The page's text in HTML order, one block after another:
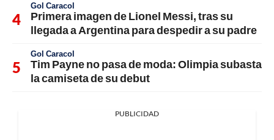
Gol Caracol
Primera imagen de Lionel Messi, tras su
llegada a Argentina para despedir a su padre
Gol Caracol
Tim Payne no pasa de moda: Olimpia subasta
la camiseta de su debut
PUBLICIDAD